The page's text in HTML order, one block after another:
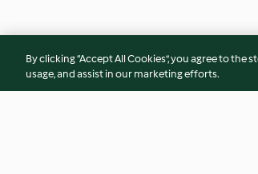
By clicking “Accept All Cookies”, you agree to
usage, and assist in our marketing efforts.